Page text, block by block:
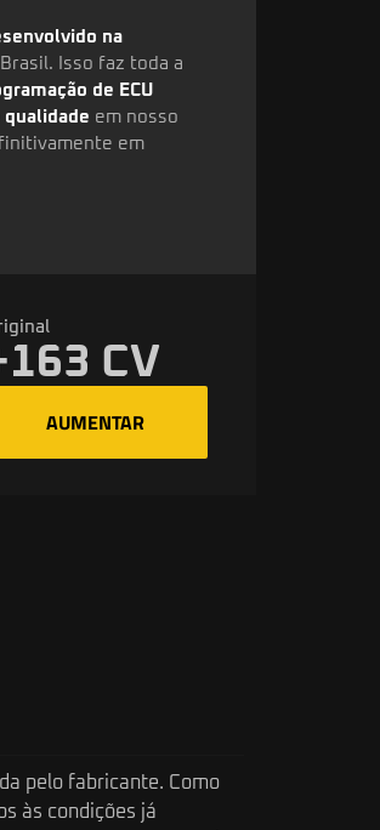
na
Isso faz toda a
de ECU
qualidade em nosso
em
CV
AUMENTAR
pelo fabricante. Como
às condições já